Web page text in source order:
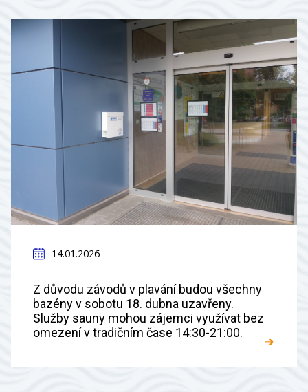
14.01.2026
Z důvodu závodů v plavání budou všechny
bazény v sobotu 18. dubna uzavřeny.
Služby sauny mohou zájemci využívat bez
omezení v tradičním čase 14:30-21:00.
➜